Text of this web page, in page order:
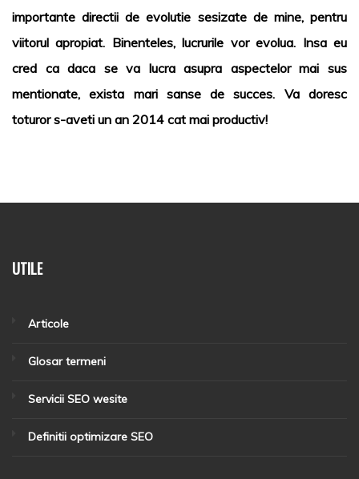
importante directii de evolutie sesizate de mine, pentru
viitorul apropiat. Binenteles, lucrurile vor evolua. Insa eu
cred ca daca se va lucra asupra aspectelor mai sus
mentionate, exista mari sanse de succes. Va doresc
toturor s-aveti un an 2014 cat mai productiv!
UTILE
Articole
Glosar termeni
Servicii SEO wesite
Definitii optimizare SEO